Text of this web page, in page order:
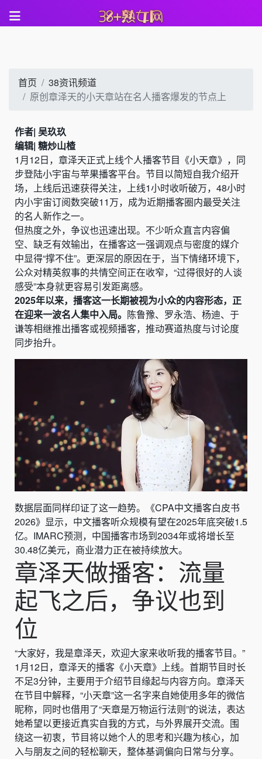
首页
38资讯频道
原创章泽天的小天章站在名人播客爆发的节点上
作者| 吴玖玖
编辑| 糖炒山楂
1月12日，章泽天正式上线个人播客节目《小天章》，同
步登陆小宇宙与苹果播客平台。节目以简短自我介绍开
场，上线后迅速获得关注，上线1小时收听破万，48小时
内小宇宙订阅数突破11万，成为近期播客圈内最受关注
的名人新作之一。
但热度之外，争议也迅速出现。不少听众直言内容偏
空、缺乏有效输出，在播客这一强调观点与密度的媒介
中显得“撑不住”。更深层的原因在于，当下情绪环境下，
公众对精英叙事的共情空间正在收窄，“过得很好的人谈
感受”本身就更容易引发距离感。
2025年以来，播客这一长期被视为小众的内容形态，正
在迎来一波名人集中入局。 陈鲁豫、罗永浩、杨迪、于
谦等相继推出播客或视频播客，推动赛道热度与讨论度
同步抬升。
数据层面同样印证了这一趋势。《CPA中文播客白皮书
2026》显示，中文播客听众规模有望在2025年底突破1.5
亿。IMARC预测，中国播客市场到2034年或将增长至
30.48亿美元，商业潜力正在被持续放大。
章泽天做播客：流量
起飞之后，争议也到
位
“大家好，我是章泽天，欢迎大家来收听我的播客节目。”
1月12日，章泽天的播客《小天章》上线。首期节目时长
不足3分钟，主要用于介绍节目缘起与内容方向。章泽天
在节目中解释，“小天章”这一名字来自她使用多年的微信
昵称，同时也借用了“天章是万物运行法则”的说法，表达
她希望以更接近真实自我的方式，与外界展开交流。围
绕这一初衷，节目将以她个人的思考和兴趣为核心，加
入与朋友之间的轻松聊天，整体基调偏向日常与分享。